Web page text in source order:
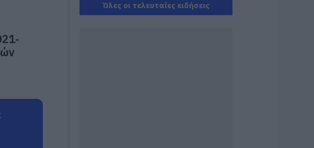
Σοκ στην Εύβοια με
Όλες οι τελευταίες ειδήσεις